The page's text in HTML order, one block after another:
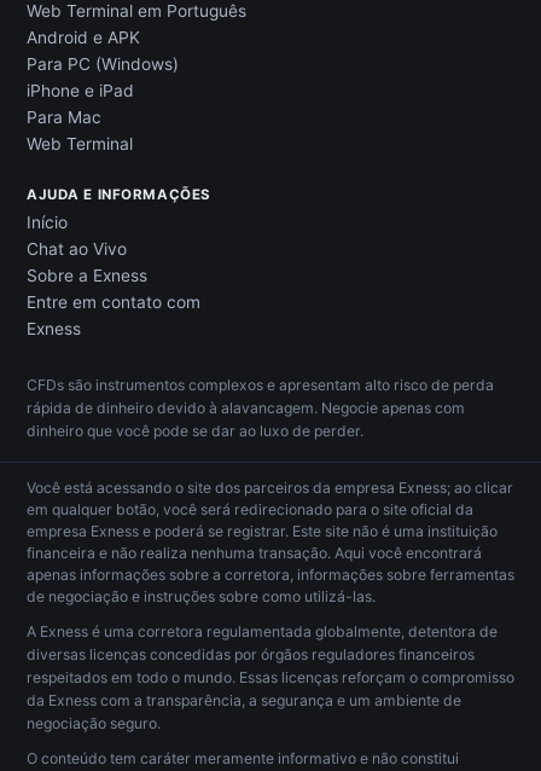
Web Terminal em Português
Android e APK
Para PC (Windows)
iPhone e iPad
Para Mac
Web Terminal
AJUDA E INFORMAÇÕES
Início
Chat ao Vivo
Sobre a Exness
Entre em contato com
Exness
CFDs são instrumentos complexos e apresentam alto risco de perda
rápida de dinheiro devido à alavancagem. Negocie apenas com
dinheiro que você pode se dar ao luxo de perder.
Você está acessando o site dos parceiros da empresa Exness; ao clicar
em qualquer botão, você será redirecionado para o site oficial da
empresa Exness e poderá se registrar. Este site não é uma instituição
financeira e não realiza nenhuma transação. Aqui você encontrará
apenas informações sobre a corretora, informações sobre ferramentas
de negociação e instruções sobre como utilizá-las.
A Exness é uma corretora regulamentada globalmente, detentora de
diversas licenças concedidas por órgãos reguladores financeiros
respeitados em todo o mundo. Essas licenças reforçam o compromisso
da Exness com a transparência, a segurança e um ambiente de
negociação seguro.
O conteúdo tem caráter meramente informativo e não constitui